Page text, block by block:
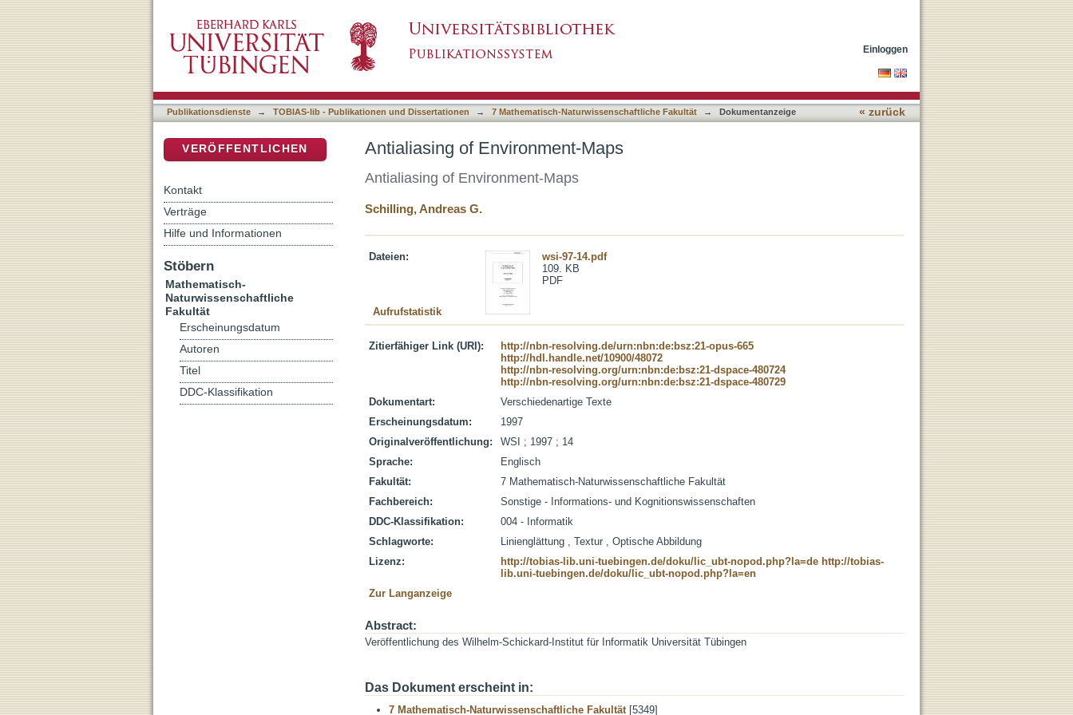
Einloggen
Publikationsdienste → TOBIAS-lib - Publikationen und Dissertationen → 7 Mathematisch-Naturwissenschaftliche Fakultät → Dokumentanzeige « zurück
Antialiasing of Environment-Maps
Antialiasing of Environment-Maps
Schilling, Andreas G.
Dateien:
wsi-97-14.pdf
109. KB
PDF
Aufrufstatistik
Zitierfähiger Link (URI):
http://nbn-resolving.de/urn:nbn:de:bsz:21-opus-665
http://hdl.handle.net/10900/48072
http://nbn-resolving.org/urn:nbn:de:bsz:21-dspace-480724
http://nbn-resolving.org/urn:nbn:de:bsz:21-dspace-480729
Dokumentart:
Verschiedenartige Texte
Erscheinungsdatum:
1997
Originalveröffentlichung:
WSI ; 1997 ; 14
Sprache:
Englisch
Fakultät:
7 Mathematisch-Naturwissenschaftliche Fakultät
Fachbereich:
Sonstige - Informations- und Kognitionswissenschaften
DDC-Klassifikation:
004 - Informatik
Schlagworte:
Linienglättung , Textur , Optische Abbildung
Lizenz:
http://tobias-lib.uni-tuebingen.de/doku/lic_ubt-nopod.php?la=de http://tobias-
lib.uni-tuebingen.de/doku/lic_ubt-nopod.php?la=en
Zur Langanzeige
Abstract:
Veröffentlichung des Wilhelm-Schickard-Institut für Informatik Universität Tübingen
Das Dokument erscheint in:
7 Mathematisch-Naturwissenschaftliche Fakultät[5349]
VERÖFFENTLICHEN
Kontakt
Verträge
Hilfe und Informationen
Stöbern
Mathematisch-
Naturwissenschaftliche
Fakultät
Erscheinungsdatum
Autoren
Titel
DDC-Klassifikation